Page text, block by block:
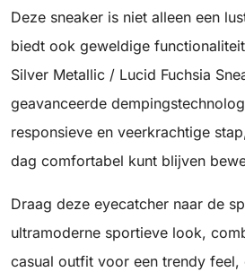
Deze sneaker is niet alleen een
biedt ook geweldige
Silver Metallic / Lucid Fuchsia
geavanceerde
responsieve en veerkrachtige
dag comfortabel kunt blijven
Draag deze eyecatcher naar de
ultramoderne sportieve look,
casual outfit voor een trendy